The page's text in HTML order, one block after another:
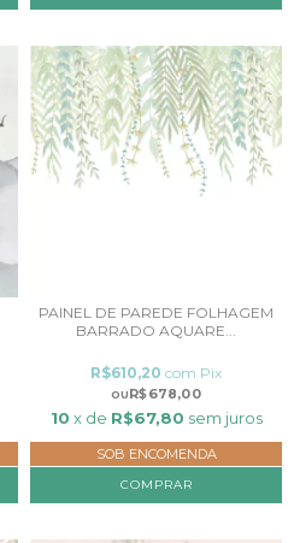
PAINEL DE PAREDE FOLHAGEM
BARRADO AQUARE...
R$678,00
R$610,20 com Pix
10 x de R$67,80 sem juros
SOB ENCOMENDA
COMPRAR